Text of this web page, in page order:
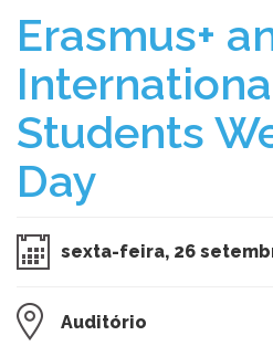
Erasmus+
Students
Day
sexta-feira, 26
Auditório